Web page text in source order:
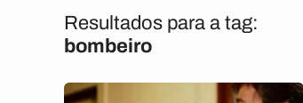
Resultados para a tag:
bombeiro